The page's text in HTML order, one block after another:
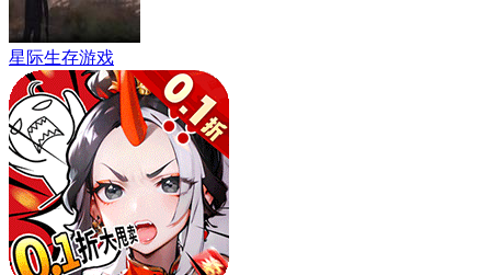
星际生存游戏